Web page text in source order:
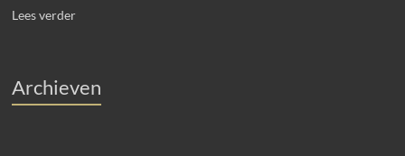
Lees verder
Archieven